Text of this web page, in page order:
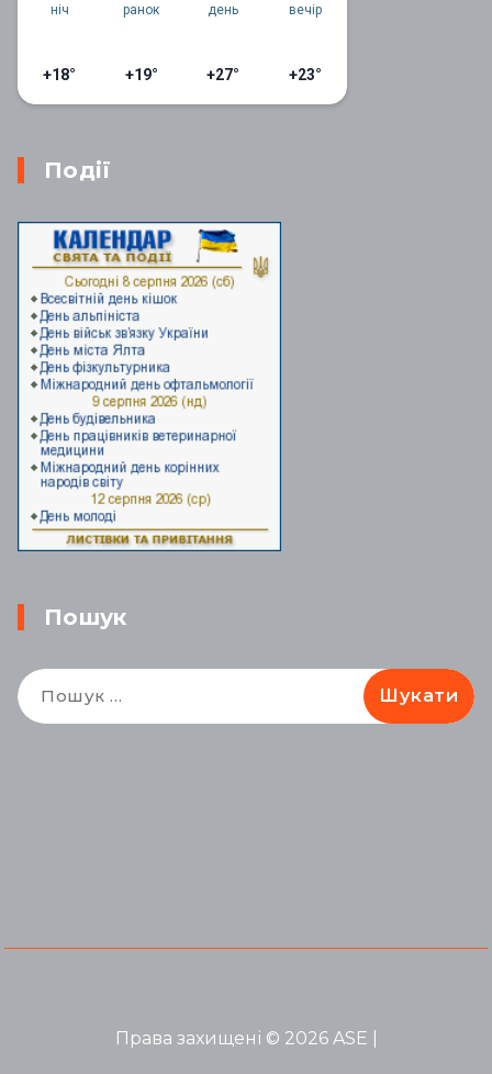
ніч
+18°
ранок
+19°
день
+27°
вечір
+23°
Події
Пошук
Пошук:
Права захищені © 2026 ASE |